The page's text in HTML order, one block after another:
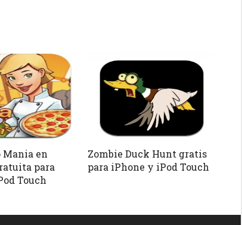
Mania en
para
Touch
Zombie Duck Hunt gratis
para iPhone y iPod Touch